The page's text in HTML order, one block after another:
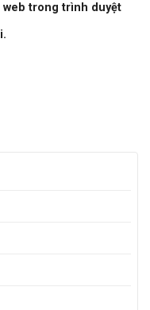
web trong trình duyệt